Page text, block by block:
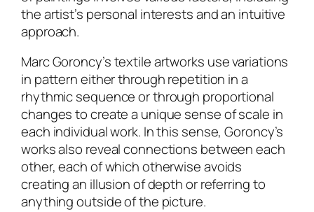
the artist’s personal interests and an intuitive
approach.
Marc Goroncy’s textile artworks use variations
in pattern either through repetition in a
rhythmic sequence or through proportional
changes to create a unique sense of scale in
each individual work. In this sense, Goroncy’s
works also reveal connections between each
other, each of which otherwise avoids
creating an illusion of depth or referring to
anything outside of the picture.